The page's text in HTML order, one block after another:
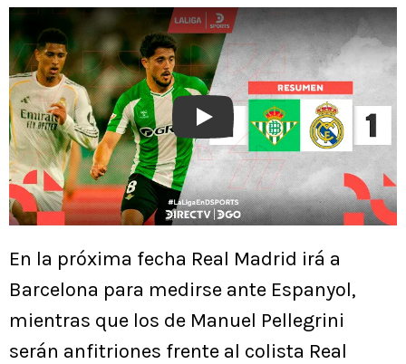
Play
En la próxima fecha Real Madrid irá a
Barcelona para medirse ante Espanyol,
mientras que los de Manuel Pellegrini
serán anfitriones frente al colista Real